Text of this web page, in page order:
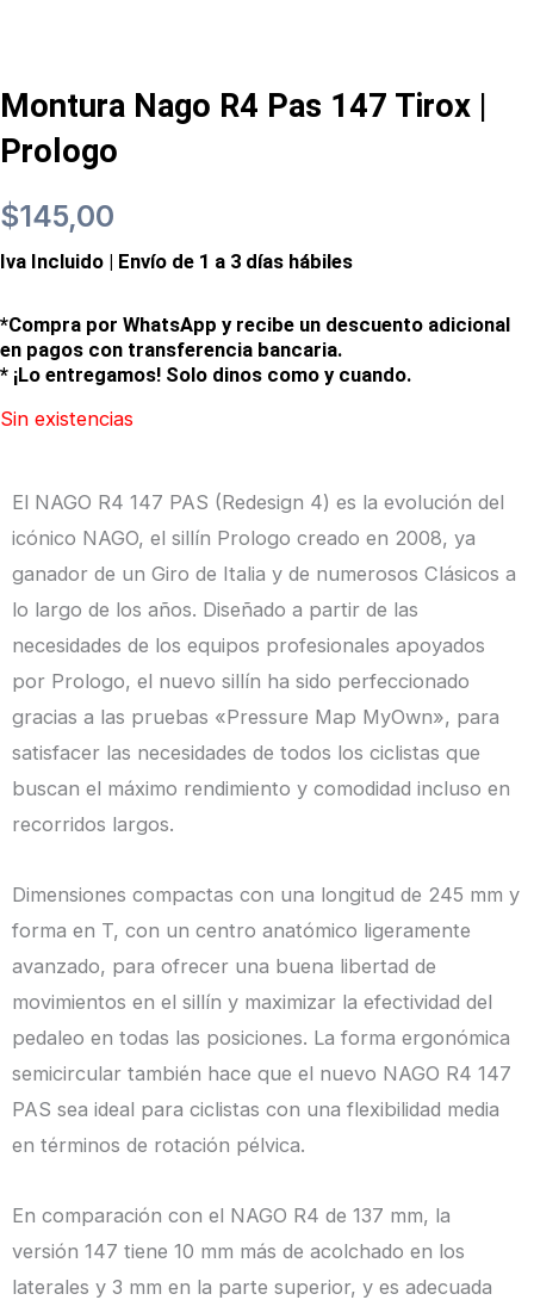
Montura Nago R4 Pas 147 Tirox |
Prologo
$145,00
Iva Incluido | Envío de 1 a 3 días hábiles
*Compra por WhatsApp y recibe un descuento adicional
en pagos con transferencia bancaria.
* ¡Lo entregamos! Solo dinos como y cuando.
Sin existencias
El NAGO R4 147 PAS (Redesign 4) es la evolución del
icónico NAGO, el sillín Prologo creado en 2008, ya
ganador de un Giro de Italia y de numerosos Clásicos a
lo largo de los años. Diseñado a partir de las
necesidades de los equipos profesionales apoyados
por Prologo, el nuevo sillín ha sido perfeccionado
gracias a las pruebas «Pressure Map MyOwn», para
satisfacer las necesidades de todos los ciclistas que
buscan el máximo rendimiento y comodidad incluso en
recorridos largos.
Dimensiones compactas con una longitud de 245 mm y
forma en T, con un centro anatómico ligeramente
avanzado, para ofrecer una buena libertad de
movimientos en el sillín y maximizar la efectividad del
pedaleo en todas las posiciones. La forma ergonómica
semicircular también hace que el nuevo NAGO R4 147
PAS sea ideal para ciclistas con una flexibilidad media
en términos de rotación pélvica.
En comparación con el NAGO R4 de 137 mm, la
versión 147 tiene 10 mm más de acolchado en los
laterales y 3 mm en la parte superior, y es adecuada